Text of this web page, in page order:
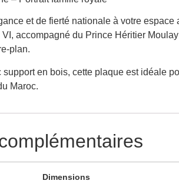
et de fierté nationale à votre
accompagné du Prince Héritier
plan.
en bois, cette plaque est idéale
Maroc.
Dimensions